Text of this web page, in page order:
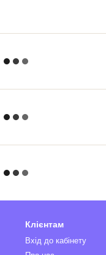
Клієнтам
Вхід до кабінету